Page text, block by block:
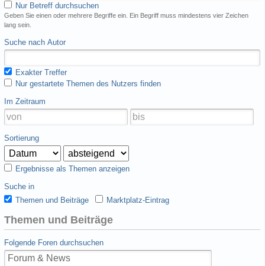
Nur Betreff durchsuchen
Geben Sie einen oder mehrere Begriffe ein. Ein Begriff muss mindestens vier Zeichen
lang sein.
Suche nach Autor
Exakter Treffer
Nur gestartete Themen des Nutzers finden
Im Zeitraum
Sortierung
Ergebnisse als Themen anzeigen
Suche in
Themen und Beiträge
Marktplatz-Eintrag
Themen und Beiträge
Folgende Foren durchsuchen